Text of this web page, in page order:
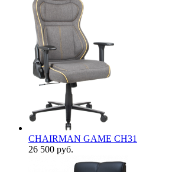
CHAIRMAN GAME CH31
26 500 руб.